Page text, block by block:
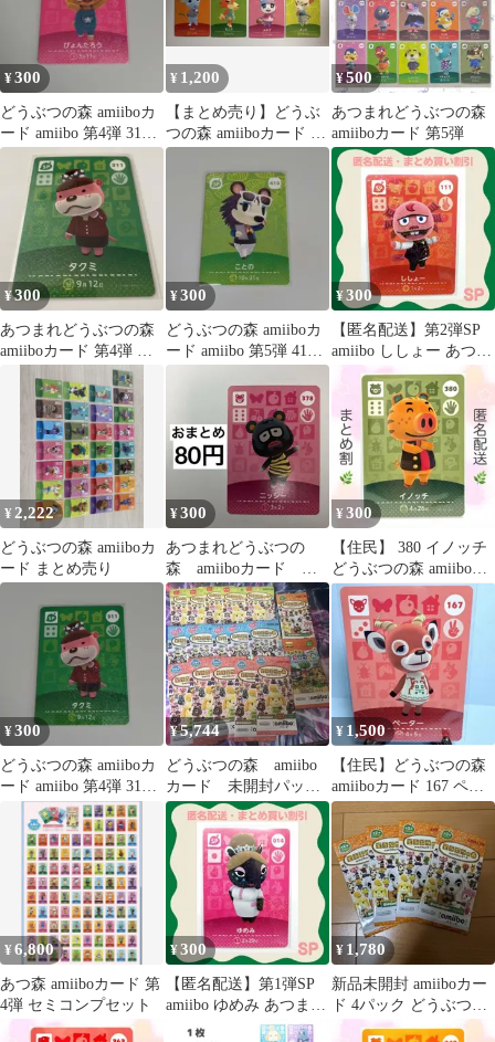
¥300
どうぶつの森 amiiboカ
ード amiibo 第4弾 316
SP
¥ 1,200
【まとめ売り】どうぶ
つの森 amiiboカード 第
5弾 4枚セット
¥500
あつまれどうぶつの森
amiiboカード 第5弾
¥300
あつまれどうぶつの森
amiiboカード 第4弾 タ
¥300
どうぶつの森 amiiboカ
ード amiibo 第5弾 410
¥300
【匿名配送】第2弾SP
amiibo ししょー あつま
れどうぶつの森
¥ 2,222
どうぶつの森 amiiboカ
ード まとめ売り
¥300
あつまれどうぶつの
森 amiiboカード
【ニッシー】
¥300
【住民】 380 イノッチ
どうぶつの森 amiiboカ
ード
¥300
どうぶつの森 amiiboカ
ード amiibo 第4弾 311
¥5,744
どうぶつの森 amiibo
カード 未開封パッ
ク まとめ売り
¥ 1,500
【住民】どうぶつの森
amiiboカード 167 ペー
ター アミーボ
¥6,800
あつ森 amiiboカード 第
4弾 セミコンプセット
¥300
【匿名配送】第1弾SP
amiibo ゆめみ あつまれ
どうぶつの森
¥ 1,780
新品未開封 amiiboカー
ド 4パック どうぶつの
森 第2弾